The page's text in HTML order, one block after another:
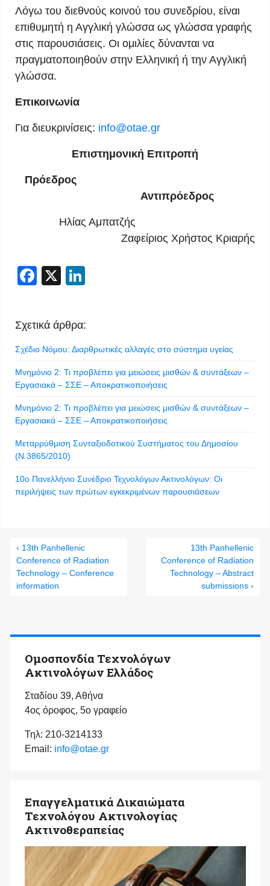
Λόγω του διεθνούς κοινού του συνεδρίου, είναι
επιθυμητή η Αγγλική γλώσσα ως γλώσσα γραφής
στις παρουσιάσεις. Οι ομιλίες δύνανται να
πραγματοποιηθούν στην Ελληνική ή την Αγγλική
γλώσσα.
Επικοινωνία
Για διευκρινίσεις: info@otae.gr
Επιστημονική Επιτροπή
Πρόεδρος
Αντιπρόεδρος
Ηλίας Αμπατζής
Ζαφείριος Χρήστος Κριαρής
Facebook
X
Σχετικά άρθρα:
Σχέδιο Νόμου: Διαρθρωτικές αλλαγές στο σύστημα υγείας
Μνημόνιο 2: Τι προβλέπει για μειώσεις μισθών & συντάξεων –
Εργασιακά – ΣΣΕ – Αποκρατικοποιήσεις
Μνημόνιο 2: Τι προβλέπει για μειώσεις μισθών & συντάξεων –
Εργασιακά – ΣΣΕ – Αποκρατικοποιήσεις
Μεταρρύθμιση Συνταξιοδοτικού Συστήματος του Δημοσίου
(N.3865/2010)
10ο Πανελλήνιο Συνέδριο Τεχνολόγων Ακτινολόγων: Οι
περιλήψεις των πρώτων εγκεκριμένων παρουσιάσεων
‹ 13th Panhellenic
Conference of Radiation
Technology – Conference
information
13th Panhellenic
Conference of Radiation
Technology – Abstract
submissions ›
Ομοσπονδία Τεχνολόγων
Ακτινολόγων Ελλάδος
Σταδίου 39, Αθήνα
4ος όροφος, 5ο γραφείο
Τηλ: 210-3214133
Email: info@otae.gr
Επαγγελματικά Δικαιώματα
Τεχνολόγου Ακτινολογίας
Ακτινοθεραπείας